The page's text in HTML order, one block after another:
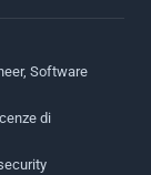
Software
di